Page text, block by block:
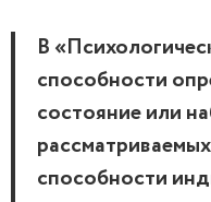
В
способности
состояние или
способности